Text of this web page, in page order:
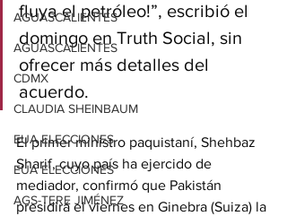
AGUASCALIENTES
AGUASCALIENTES
CDMX
CLAUDIA SHEINBAUM
EUA ELECCIONES
EUA ELECCIONES
AGS-TERE JIMÉNEZ
fluya el petróleo!”, escribió el
domingo en Truth Social, sin
ofrecer más detalles del
acuerdo.
El primer ministro paquistaní, Shehbaz
Sharif, cuyo país ha ejercido de
mediador, confirmó que Pakistán
presidirá el viernes en Ginebra (Suiza) la